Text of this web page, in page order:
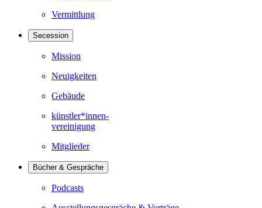
Vermittlung
Secession
Mission
Neuigkeiten
Gebäude
künstler*innen-
vereinigung
Mitglieder
Bücher & Gespräche
Podcasts